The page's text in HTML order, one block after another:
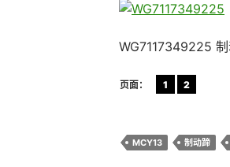
WG7117349225
页面： 1 2
MCY13 制动蹄